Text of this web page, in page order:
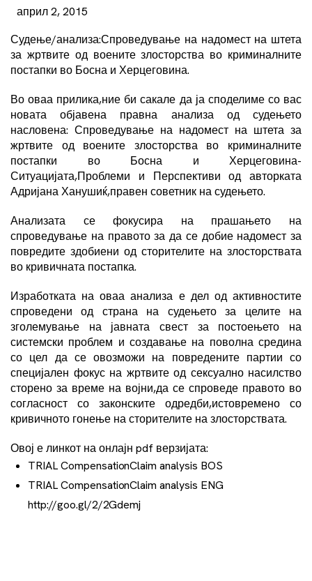
април 2, 2015
Судење/анализа:Спроведување на надомест на штета
за жртвите од воените злосторства во криминалните
постапки во Босна и Херцеговина.
Во оваа прилика,ние би сакале да ја споделиме со вас
новата објавена правна анализа од судењето
насловена: Спроведување на надомест на штета за
жртвите од воените злосторства во криминалните
постапки во Босна и Херцеговина-
Ситуацијата,Проблеми и Перспективи од авторката
Адријана Ханушиќ,правен советник на судењето.
Анализата се фокусира на прашањето на
спроведување на правото за да се добие надомест за
повредите здобиени од сторителите на злосторствата
во кривичната постапка.
Изработката на оваа анализа е дел од активностите
спроведени од страна на судењето за целите на
зголемување на јавната свест за постоењето на
системски проблем и создавање на поволна средина
со цел да се овозможи на повредените партии со
специјален фокус на жртвите од сексуално насилство
сторено за време на војни,да се спроведе правото во
согласност со законските одредби,истовремено со
кривичното гонење на сторителите на злосторствата.
Овој е линкот на онлајн pdf верзијата:
TRIAL CompensationClaim analysis BOS
TRIAL CompensationClaim analysis ENG
http://goo.gl/2/2Gdemj